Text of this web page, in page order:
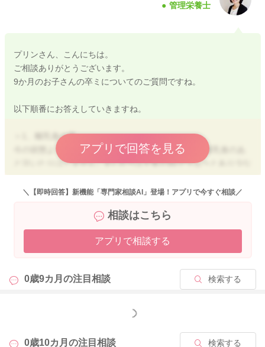
管理栄養士
プリンさん、こんにちは。
ご相談ありがとうございます。
9か月のお子さんの卒ミについてのご質問ですね。
以下順番にお答えしていきますね。
＞1、離乳食の量
今の状態よりもう少し増やした方が良いか。本人は離乳食のあ
と泣いたりはしません。9ヶ月〜は主食が90グラム〜とあり少な
いのではないかと思っています。
またうどんの場合湯がいた後60グラムあげていますが、もしか
⇒主食80gは、9ヶ月として十分食べられています。
度なので、80gで足りていそうなら今のままで構いませんよ。
もし最近よく食べる、食後にまだ欲しそう、体重の増えがゆる
うどん は、一般的には「ゆでた後」の量で60～90g程度が目安
アプリで回答を見る
＼【即時回答】新機能「専門家相談AI」登場！アプリで今すぐ相談／
相談はこちら
アプリで相談する
0歳9カ月の注目相談 検索する
もっと見る
0歳10カ月の注目相談 検索する